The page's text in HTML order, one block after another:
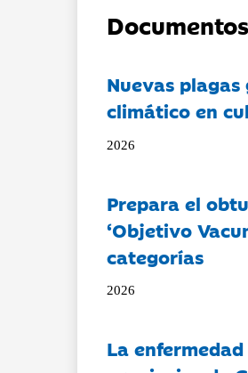
Nuevas
climático en
2026
Prepara el
‘Objetivo
categorías
2026
La